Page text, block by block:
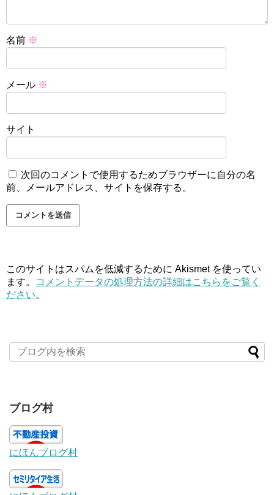
名前 ※
メール ※
サイト
次回のコメントで使用するためブラウザーに自分の名
前、メールアドレス、サイトを保存する。
このサイトはスパムを低減するために Akismet を使ってい
ます。
コメントデータの処理方法の詳細はこちらをご覧く
ださい。
ブログ村
にほんブログ村